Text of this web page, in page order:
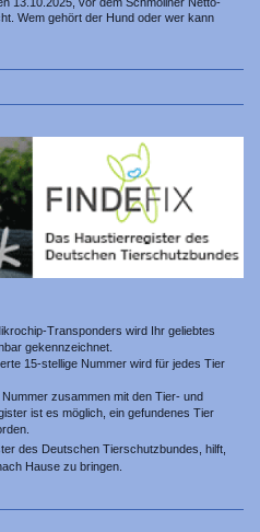
Wem gehört der Hund oder wer kann
Transponders wird Ihr geliebtes
gekennzeichnet.
15-stellige Nummer wird für jedes Tier
zusammen mit den Tier- und
ist es möglich, ein gefundenes Tier
des Deutschen Tierschutzbundes, hilft,
Hause zu bringen.